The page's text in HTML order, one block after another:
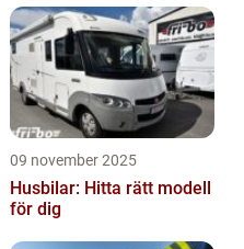
09 november 2025
Husbilar: Hitta rätt modell
för dig